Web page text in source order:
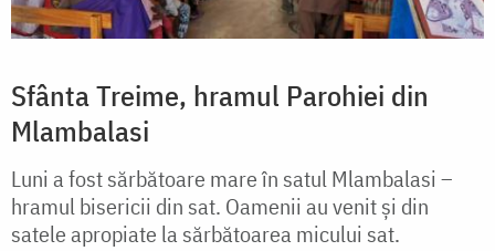
Sfânta Treime, hramul Parohiei din
Mlambalasi
Luni a fost sărbătoare mare în satul Mlambalasi –
hramul bisericii din sat. Oamenii au venit și din
satele apropiate la sărbătoarea micului sat.